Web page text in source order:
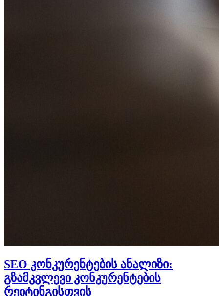
SEO კონკურენტების ანალიზი:
გზამკვლევი კონკურენტების
რეიტინგისთვის